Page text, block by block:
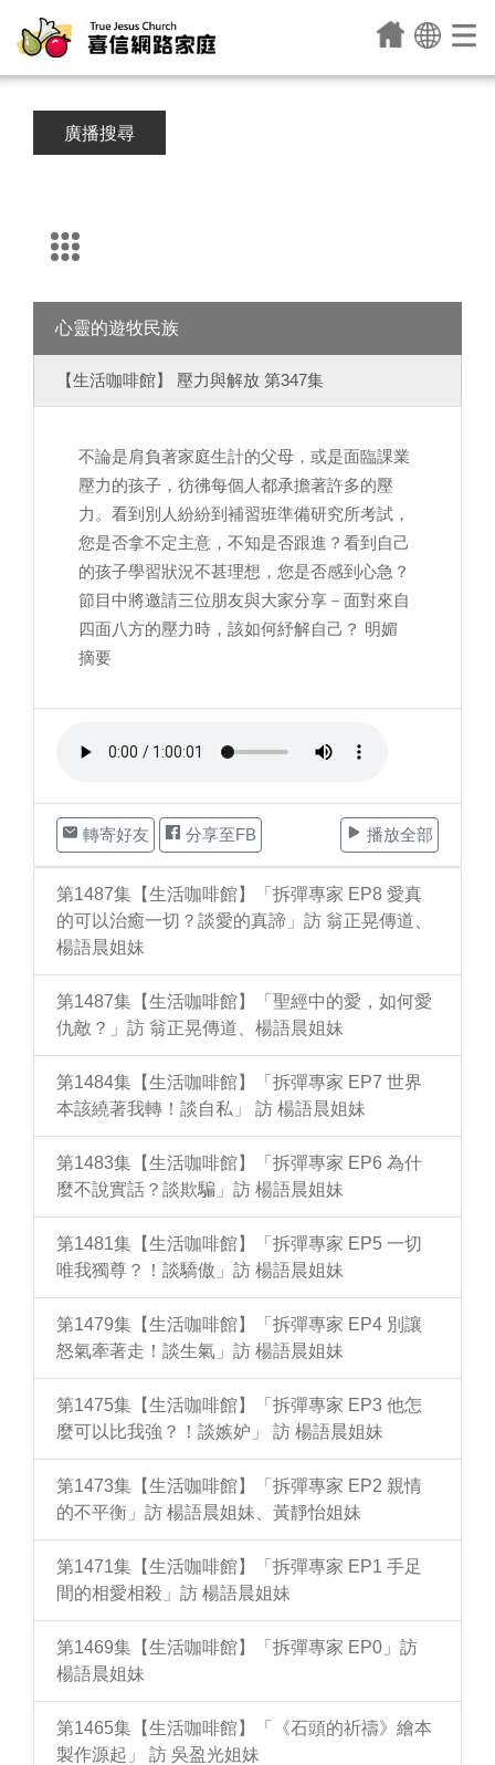
廣播搜尋
心靈的遊牧民族
【生活咖啡館】 壓力與解放 第347集
不論是肩負著家庭生計的父母，或是面臨課業
壓力的孩子，彷彿每個人都承擔著許多的壓
力。看到別人紛紛到補習班準備研究所考試，
您是否拿不定主意，不知是否跟進？看到自己
的孩子學習狀況不甚理想，您是否感到心急？
節目中將邀請三位朋友與大家分享－面對來自
四面八方的壓力時，該如何紓解自己？ 明媚
摘要
轉寄好友 分享至FB 播放全部
第1487集【生活咖啡館】「拆彈專家 EP8 愛真
的可以治癒一切？談愛的真諦」訪 翁正晃傳道、
楊語晨姐妹
第1487集【生活咖啡館】「聖經中的愛，如何愛
仇敵？」訪 翁正晃傳道、楊語晨姐妹
第1484集【生活咖啡館】「拆彈專家 EP7 世界
本該繞著我轉！談自私」 訪 楊語晨姐妹
第1483集【生活咖啡館】「拆彈專家 EP6 為什
麼不說實話？談欺騙」訪 楊語晨姐妹
第1481集【生活咖啡館】「拆彈專家 EP5 一切
唯我獨尊？！談驕傲」訪 楊語晨姐妹
第1479集【生活咖啡館】「拆彈專家 EP4 別讓
怒氣牽著走！談生氣」訪 楊語晨姐妹
第1475集【生活咖啡館】「拆彈專家 EP3 他怎
麼可以比我強？！談嫉妒」 訪 楊語晨姐妹
第1473集【生活咖啡館】「拆彈專家 EP2 親情
的不平衡」訪 楊語晨姐妹、黃靜怡姐妹
第1471集【生活咖啡館】「拆彈專家 EP1 手足
間的相愛相殺」訪 楊語晨姐妹
第1469集【生活咖啡館】「拆彈專家 EP0」訪
楊語晨姐妹
第1465集【生活咖啡館】「《石頭的祈禱》繪本
製作源起」 訪 吳盈光姐妹